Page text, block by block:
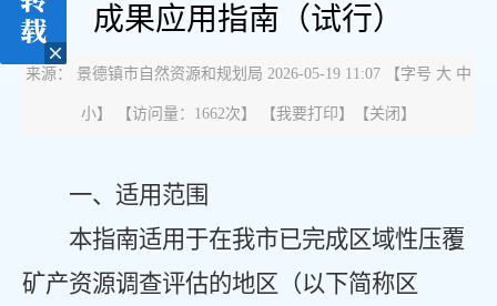
成果应用指南（试行）
来源： 景德镇市自然资源和规划局 2026-05-19 11:07 【字号 大 中
小】 【访问量： 1662次】 【我要打印】【关闭 】
一、适用范围
本指南适用于在我市已完成区域性压覆
矿产资源调查评估的地区（以下简称区